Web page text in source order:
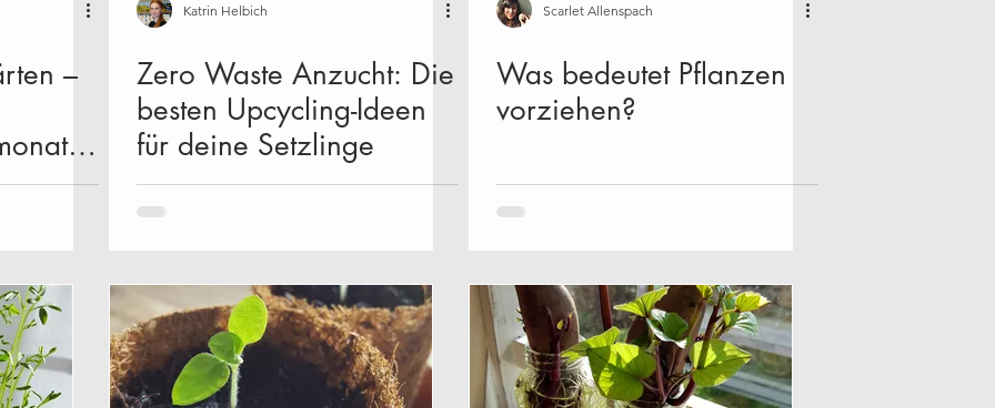
–
Katrin Helbich
Zero Waste Anzucht: Die
besten Upcycling-Ideen
für deine Setzlinge
Scarlet Allenspach
Was bedeutet Pflanzen
vorziehen?